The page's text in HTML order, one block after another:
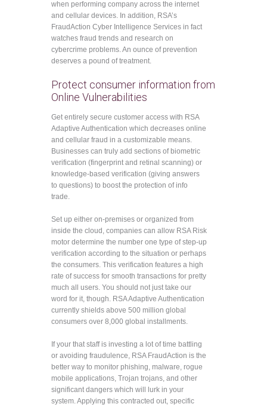
when performing company across the internet
and cellular devices. In addition, RSA’s
FraudAction Cyber Intelligence Services in fact
watches fraud trends and research on
cybercrime problems. An ounce of prevention
deserves a pound of treatment.
Protect consumer information from
Online Vulnerabilities
Get entirely secure customer access with RSA
Adaptive Authentication which decreases online
and cellular fraud in a customizable means.
Businesses can truly add sections of biometric
verification (fingerprint and retinal scanning) or
knowledge-based verification (giving answers
to questions) to boost the protection of info
trade.
Set up either on-premises or organized from
inside the cloud, companies can allow RSA Risk
motor determine the number one type of step-up
verification according to the situation or perhaps
the consumers. This verification features a high
rate of success for smooth transactions for pretty
much all users. You should not just take our
word for it, though. RSA Adaptive Authentication
currently shields above 500 million global
consumers over 8,000 global installments.
If your that staff is investing a lot of time battling
or avoiding fraudulence, RSA FraudAction is the
better way to monitor phishing, malware, rogue
mobile applications, Trojan trojans, and other
significant dangers which will lurk in your
system. Applying this contracted out, specific